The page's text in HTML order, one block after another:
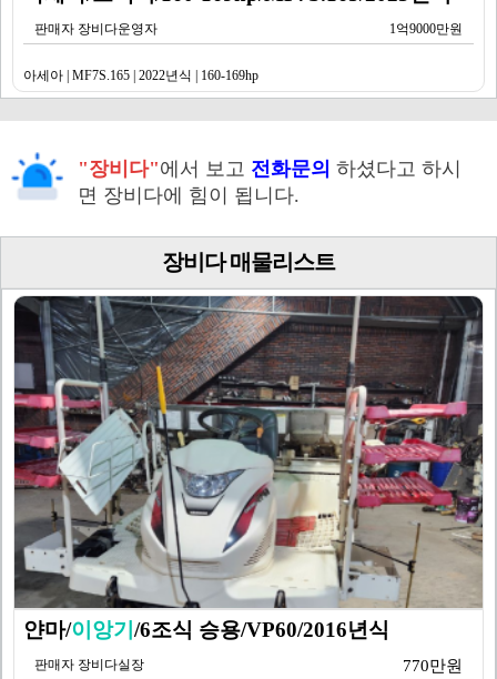
판매자 장비다운영자 1억9000만원
아세아 | MF7S.165 | 2022년식 | 160-169hp
"장비다"에서 보고 전화문의 하셨다고 하시
면 장비다에 힘이 됩니다.
장비다 매물리스트
얀마/이앙기/6조식 승용/VP60/2016년식
판매자 장비다실장 770만원